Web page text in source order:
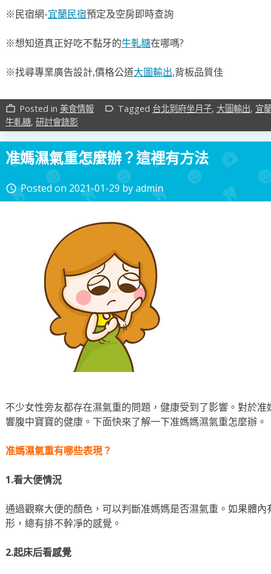
※民宿網-宜蘭民宿預定及空房即時查詢
※想知道真正好吃不黏牙的牛軋糖在哪嗎?
※找尋專業廣告設計,價格公道大圖輸出,背板品質佳
work_outline Posted in 美食情報 label_outline Tagged 台北到府坐月子, 大圖輸出, 宜
牛軋糖, 研討會錄影
准媽濕氣重怎麼辦？這裡有方法
access_time Posted on 2021-01-29 byadmin
不少女性旁友都存在濕氣重的問題，健康受到了影響。對於
響腹中寶寶的健康。下面快來了解一下准媽媽濕氣重怎麼辦。
准媽濕氣重有哪些表現？
1.看大便情況
通過觀察大便的顏色，可以判斷准媽媽是否濕氣重。如果體
形，總有排不幹凈的感覺。
2.起床后看感覺